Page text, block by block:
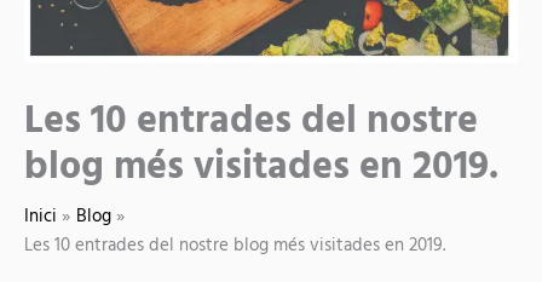
Les 10 entrades del nostre
blog més visitades en 2019.
Inici
Blog
Les 10 entrades del nostre blog més visitades en 2019.